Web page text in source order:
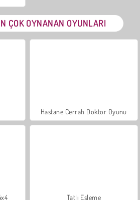
ÇOK OYNANAN OYUNLARI
Hastane Cerrah Doktor Oyunu
Tatlı Eşleme